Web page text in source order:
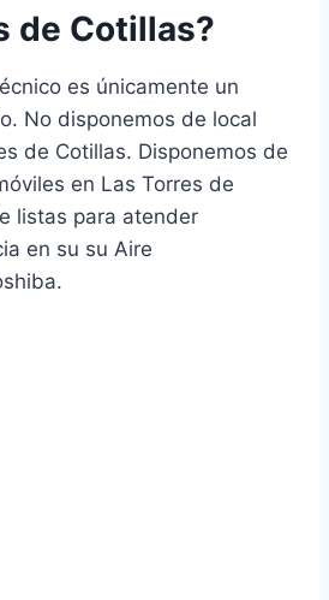
de Cotillas?
es únicamente un
No disponemos de local
de Cotillas. Disponemos de
en Las Torres de
listas para atender
en su su Aire